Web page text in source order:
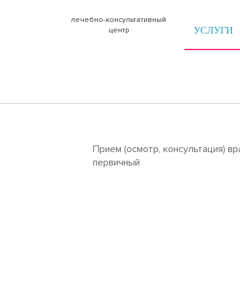
лечебно-консультативный
центр
УСЛУГИ
Прием (осмотр, консультация)
первичный